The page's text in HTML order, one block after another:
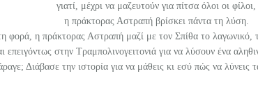
γιατί, μέχρι να μαζευτούν για πίτσα όλοι οι φίλοι,
η πράκτορας Αστραπή βρίσκει πάντα τη λύση.
φορά, η πράκτορας Αστραπή μαζί με τον Σπίθα το λαγωνικό,
επειγόντως στην Τραμπολινογειτονιά για να λύσουν ένα
Διάβασε την ιστορία για να μάθεις κι εσύ πώς να λύνεις